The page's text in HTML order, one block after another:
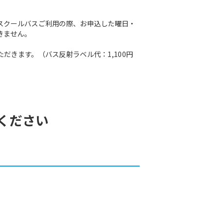
ールバスご利用の際、お申込した曜日・
せん。
きます。（バス反射ラベル代：1,100円
ださい